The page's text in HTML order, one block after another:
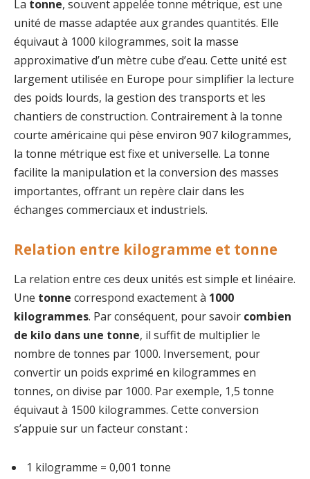
La tonne, souvent appelée tonne métrique, est une
unité de masse adaptée aux grandes quantités. Elle
équivaut à 1000 kilogrammes, soit la masse
approximative d’un mètre cube d’eau. Cette unité est
largement utilisée en Europe pour simplifier la lecture
des poids lourds, la gestion des transports et les
chantiers de construction. Contrairement à la tonne
courte américaine qui pèse environ 907 kilogrammes,
la tonne métrique est fixe et universelle. La tonne
facilite la manipulation et la conversion des masses
importantes, offrant un repère clair dans les
échanges commerciaux et industriels.
Relation entre kilogramme et tonne
La relation entre ces deux unités est simple et linéaire.
Une tonne correspond exactement à 1000
kilogrammes. Par conséquent, pour savoir combien
de kilo dans une tonne, il suffit de multiplier le
nombre de tonnes par 1000. Inversement, pour
convertir un poids exprimé en kilogrammes en
tonnes, on divise par 1000. Par exemple, 1,5 tonne
équivaut à 1500 kilogrammes. Cette conversion
s’appuie sur un facteur constant :
1 kilogramme = 0,001 tonne